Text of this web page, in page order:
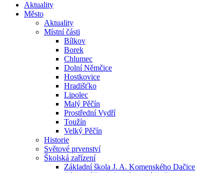
Aktuality
Město
Aktuality
Místní části
Bílkov
Borek
Chlumec
Dolní Němčice
Hostkovice
Hradišťko
Lipolec
Malý Pěčín
Prostřední Vydří
Toužín
Velký Pěčín
Historie
Světové prvenství
Školská zařízení
Základní škola J. A. Komenského Dačice